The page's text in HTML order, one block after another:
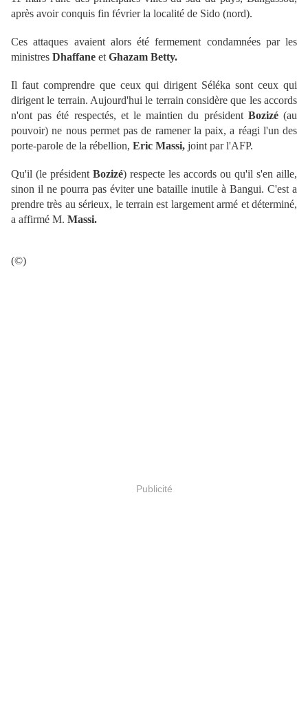
après avoir conquis fin février la localité de Sido (nord).
Ces attaques avaient alors été fermement condamnées par les
ministres Dhaffane et Ghazam Betty.
Il faut comprendre que ceux qui dirigent Séléka sont ceux qui
dirigent le terrain. Aujourd'hui le terrain considère que les accords
n'ont pas été respectés, et le maintien du président Bozizé(au
pouvoir) ne nous permet pas de ramener la paix, a réagi l'un des
porte-parole de la rébellion, Eric Massi, joint par l'AFP.
Qu'il (le président Bozizé) respecte les accords ou qu'il s'en aille,
sinon il ne pourra pas éviter une bataille inutile à Bangui. C'est a
prendre très au sérieux, le terrain est largement armé et déterminé,
a affirmé M. Massi.
(©)
Publicité